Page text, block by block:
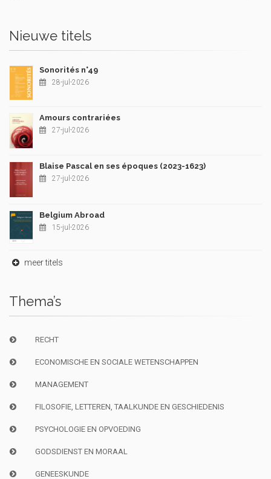
Nieuwe titels
Sonorités n°49
28-jul-2026
Amours contrariées
27-jul-2026
Blaise Pascal en ses époques (2023-1623)
27-jul-2026
Belgium Abroad
15-jul-2026
meer titels
Thema’s
RECHT
ECONOMISCHE EN SOCIALE WETENSCHAPPEN
MANAGEMENT
FILOSOFIE, LETTEREN, TAALKUNDE EN GESCHIEDENIS
PSYCHOLOGIE EN OPVOEDING
GODSDIENST EN MORAAL
GENEESKUNDE